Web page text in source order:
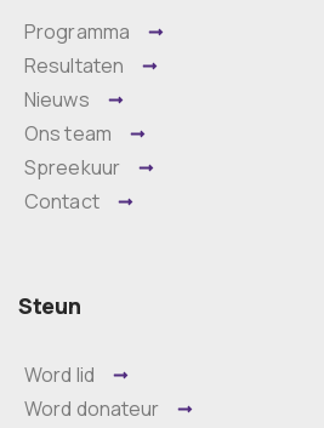
Programma
Resultaten
Nieuws
Ons team
Spreekuur
Contact
Steun
Word lid
Word donateur